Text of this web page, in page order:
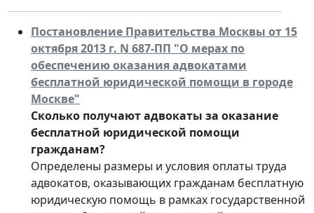
Постановление Правительства Москвы от 15
октября 2013 г. N 687-ПП "О мерах по
обеспечению оказания адвокатами
бесплатной юридической помощи в городе
Москве"
Сколько получают адвокаты за оказание
бесплатной юридической помощи
гражданам?
Определены размеры и условия оплаты труда
адвокатов, оказывающих гражданам бесплатную
юридическую помощь в рамках государственной